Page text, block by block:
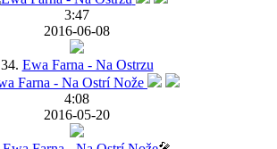
3:47
2016-06-08
34. Ewa Farna - Na Ostrzu
4:08
2016-05-20